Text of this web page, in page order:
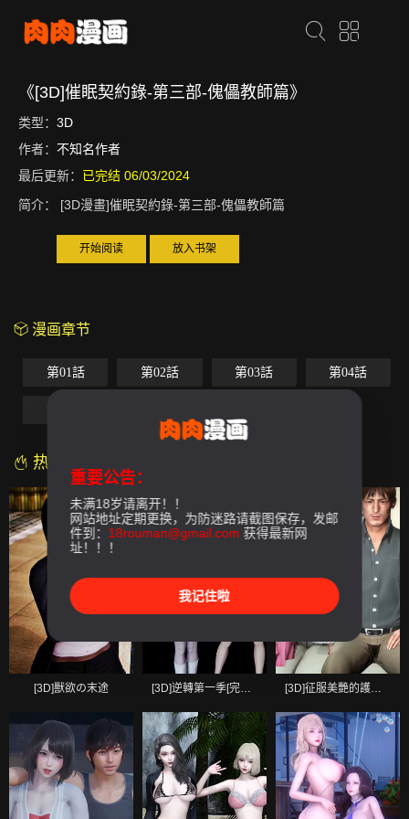
《[3D]催眠契約錄-第三部-傀儡教師篇》
类型： 3D
作者： 不知名作者
最后更新： 已完结 06/03/2024
简介：
[3D漫畫]催眠契約錄-第三部-傀儡教師篇
开始阅读 放入书架
漫画章节
第01話 第02話 第03話 第04話
热门漫画
[3D]獸欲の末途 [3D]逆轉第一季[完整版] [3D]征服美艷的護士媽媽+番外
重要公告：
未满18岁请离开！！
网站地址定期更换，为防迷路请截图保存，发邮
件到： 18rouman@gmail.com 获得最新网
址！！！
我记住啦